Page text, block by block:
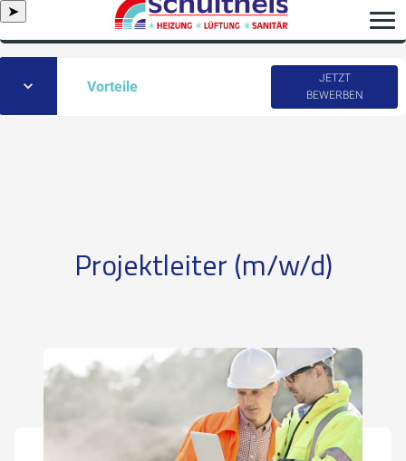
➤
Vorteile
JETZT
BEWERBEN
Projektleiter (m/w/d)